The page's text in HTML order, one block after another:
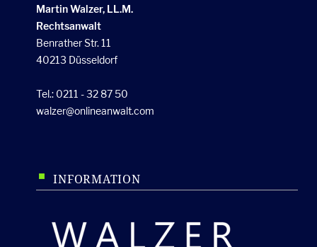
Martin Walzer, LL.M.
Rechtsanwalt
Benrather Str. 11
40213 Düsseldorf
Tel.: 0211 - 32 87 50
walzer@onlineanwalt.com
INFORMATION